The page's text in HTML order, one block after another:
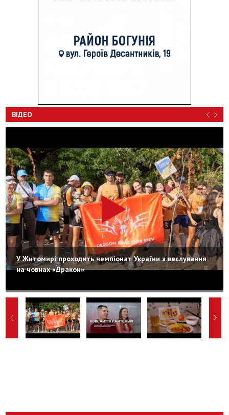
ВІДЕО
У Житомирі проходить чемпіонат України з веслування
на човнах «Дракон»